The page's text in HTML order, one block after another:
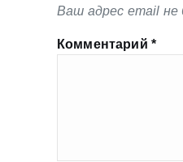
Ваш адрес email не
Комментарий *